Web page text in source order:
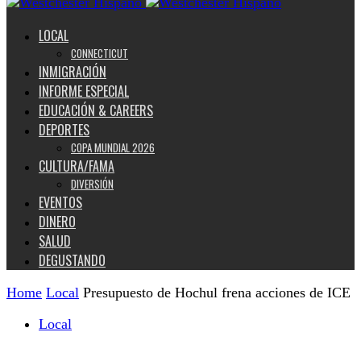
LOCAL
CONNECTICUT
INMIGRACIÓN
INFORME ESPECIAL
EDUCACIÓN & CAREERS
DEPORTES
COPA MUNDIAL 2026
CULTURA/FAMA
DIVERSIÓN
EVENTOS
DINERO
SALUD
DEGUSTANDO
Home Local Presupuesto de Hochul frena acciones de ICE
Local